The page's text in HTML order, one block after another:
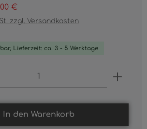
€
zzgl. Versandkosten
Lieferzeit: ca. 3 - 5 Werktage
Gib den
In den Warenkorb